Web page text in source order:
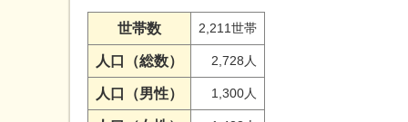
世帯数 2,211世帯
人口（総数） 2,728人
人口（男性） 1,300人